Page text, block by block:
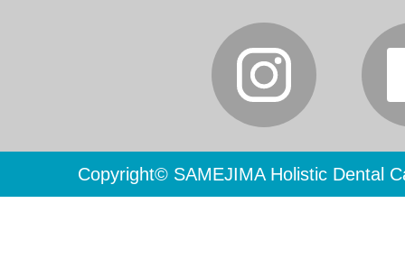
Copyright© SAMEJIMA Holistic Dental